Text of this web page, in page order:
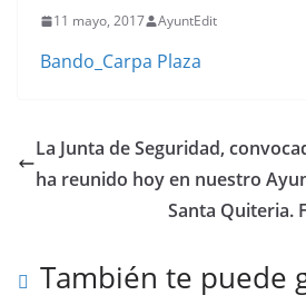
11 mayo, 2017 AyuntEdit
Bando_Carpa Plaza
La Junta de Seguridad,
ha reunido hoy en nuestro
Santa Quiteria.
También te puede